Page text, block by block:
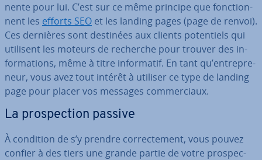
nente pour lui. C’est sur ce même principe que fonc­tion­
nent les efforts SEO et les landing pages (page de renvoi).
Ces dernières sont destinées aux clients po­ten­tiels qui
utilisent les moteurs de recherche pour trouver des in­
for­ma­tions, même à titre in­for­ma­tif. En tant qu’en­tre­pre­
neur, vous avez tout intérêt à utiliser ce type de landing
page pour placer vos messages com­mer­ciaux.
La pros­pec­tion passive
À condition de s’y prendre cor­rec­te­ment, vous pouvez
confier à des tiers une grande partie de votre pros­pec­